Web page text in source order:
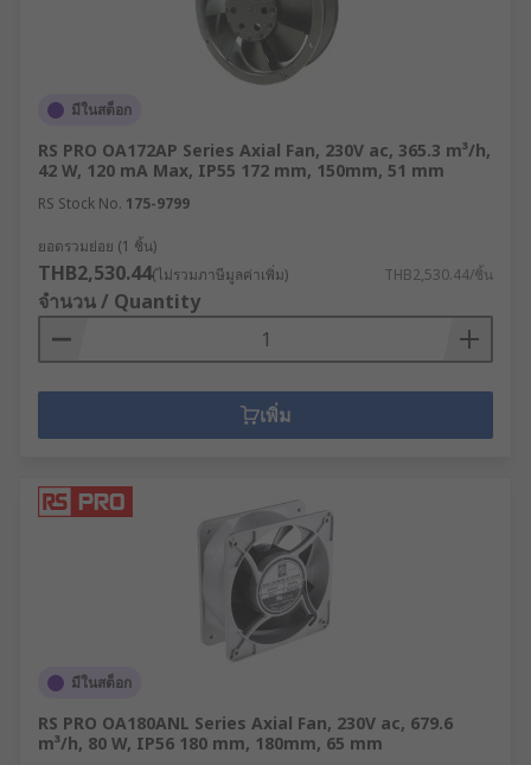
มีในสต็อก
RS PRO OA172AP Series Axial Fan, 230V ac, 365.3 m³/h,
42 W, 120 mA Max, IP55 172 mm, 150mm, 51 mm
RS Stock No. 175-9799
ยอดรวมย่อย (1 ชิ้น)
THB2,530.44(ไม่รวมภาษีมูลค่าเพิ่ม) THB2,530.44/ชิ้น
จำนวน / Quantity
เพิ่ม
มีในสต็อก
RS PRO OA180ANL Series Axial Fan, 230V ac, 679.6
m³/h, 80 W, IP56 180 mm, 180mm, 65 mm